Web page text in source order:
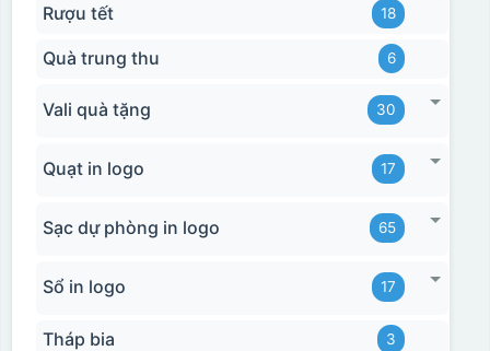
Rượu tết 18
Quà trung thu 6
Vali quà tặng 30
Quạt in logo 17
Sạc dự phòng in logo 65
Sổ in logo 17
Tháp bia 3